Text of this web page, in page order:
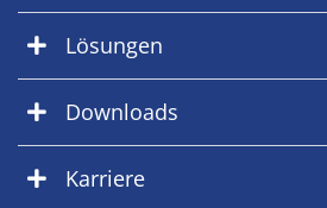
Lösungen
Downloads
Karriere